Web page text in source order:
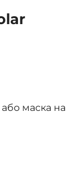
маска на